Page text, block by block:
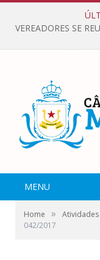
MENU
Home »
042/2017